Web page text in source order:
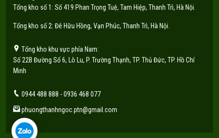
Tổng kho số 1: Số 419 Phan Trọng Tuệ, Tam Hiệp, Thanh Trì, Hà Nội.
Tổng kho số 2: Đê Hữu Hồng, Vạn Phúc, Thanh Trì, Hà Nội.
Tổng kho khu vực phía Nam:
Số 22B Đường Số 6, Lò Lu, P. Trường Thạnh, TP. Thủ Đức, TP. Hồ Chí
Minh
0944 488 888 - 0936 468 077
phuongthanhngoc.ptn@gmail.com